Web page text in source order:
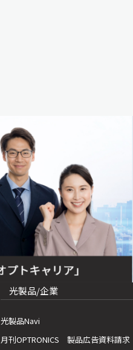
光製品/企業
光製品Navi
月刊OPTRONICS 製品広告資料請求